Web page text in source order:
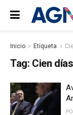
Inicio Etiqueta
Tag: Cien